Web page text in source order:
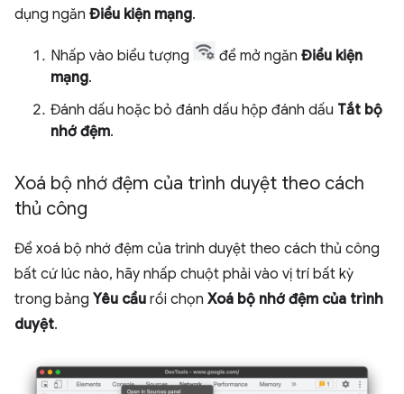
dụng ngăn Điều kiện mạng.
Nhấp vào biểu tượng để mở ngăn Điều kiện
mạng.
Đánh dấu hoặc bỏ đánh dấu hộp đánh dấu Tắt bộ
nhớ đệm.
Xoá bộ nhớ đệm của trình duyệt theo cách
thủ công
Để xoá bộ nhớ đệm của trình duyệt theo cách thủ công
bất cứ lúc nào, hãy nhấp chuột phải vào vị trí bất kỳ
trong bảng Yêu cầu rồi chọn Xoá bộ nhớ đệm của trình
duyệt.